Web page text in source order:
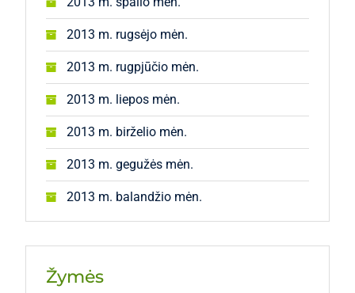
2013 m. rugsėjo mėn.
2013 m. rugpjūčio mėn.
2013 m. liepos mėn.
2013 m. birželio mėn.
2013 m. gegužės mėn.
2013 m. balandžio mėn.
Žymės